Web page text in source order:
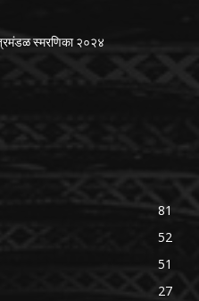
स्मरणिका २०२४
81
52
51
27